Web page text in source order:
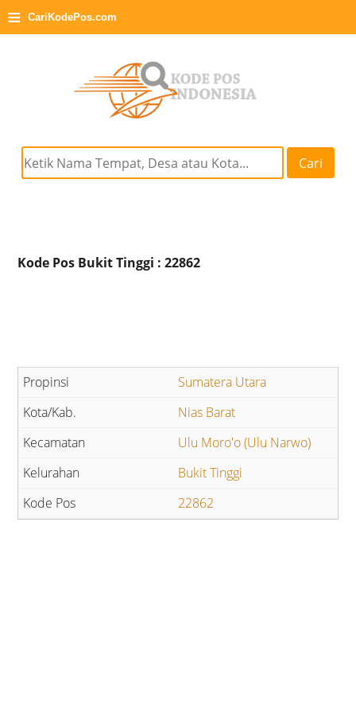
≡ CariKodePos.com
Cari
Kode Pos Bukit Tinggi : 22862
Sumatera Utara
Nias Barat
Ulu Moro'o (Ulu Narwo)
Bukit Tinggi
22862